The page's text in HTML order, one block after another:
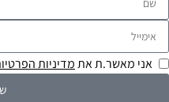
אני מאשר.ת אתמדיניות